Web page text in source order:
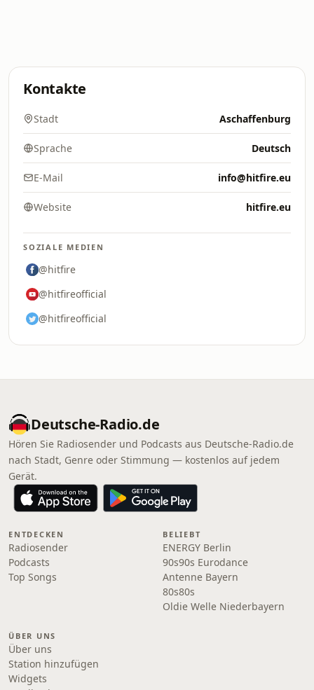
Kontakte
Stadt Aschaffenburg
Sprache Deutsch
E-Mail info@hitfire.eu
Website hitfire.eu
SOZIALE MEDIEN
@hitfire
@hitfireofficial
@hitfireofficial
Deutsche-Radio.de
Hören Sie Radiosender und Podcasts aus Deutsche-Radio.de
nach Stadt, Genre oder Stimmung — kostenlos auf jedem
Gerät.
ENTDECKEN
Radiosender
Podcasts
Top Songs
BELIEBT
ENERGY Berlin
90s90s Eurodance
Antenne Bayern
80s80s
Oldie Welle Niederbayern
ÜBER UNS
Über uns
Station hinzufügen
Widgets